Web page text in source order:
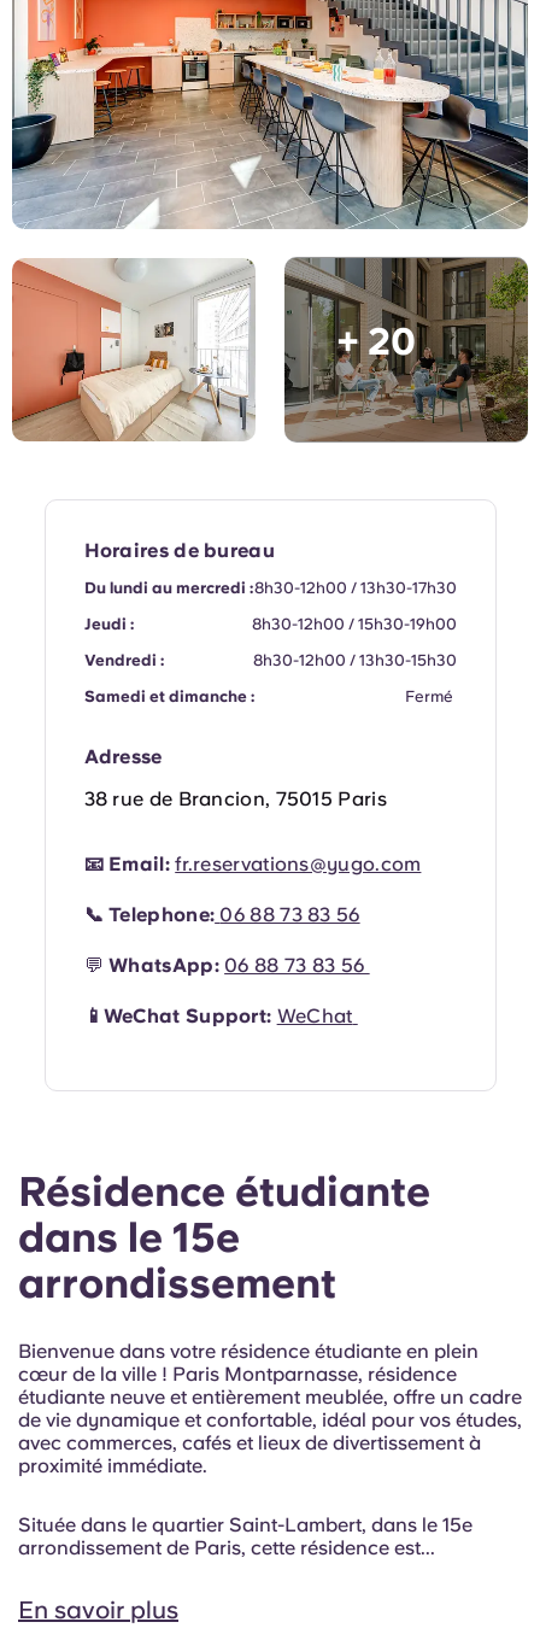
English (GB)
English (US)
Chinese
Español
Català
Deutsch
Italian
Portuguese
Sélectionnez un pays
Sélectionnez une ville
Choisissez une résidence
Se connecter
Réservez maintenant
+ 20
Résidence étudiante
dans le 15e
arrondissement
Bienvenue dans votre résidence étudiante en plein
cœur de la ville ! Paris Montparnasse, résidence
étudiante neuve et entièrement meublée, offre un cadre
de vie dynamique et confortable, idéal pour vos études,
avec commerces, cafés et lieux de divertissement à
proximité immédiate.
Située dans le quartier Saint-Lambert, dans le 15e
arrondissement de Paris, cette résidence est...
En savoir plus
Horaires de bureau
Du lundi au mercredi :8h30-12h00 / 13h30-17h30
Jeudi :
8h30-12h00 / 15h30-19h00
Vendredi :
8h30-12h00 / 13h30-15h30
Samedi et dimanche :
Fermé
Adresse
38 rue de Brancion, 75015 Paris
📧 Email: fr.reservations@yugo.com
📞 Telephone: 06 88 73 83 56
💬WhatsApp: 06 88 73 83 56
📱WeChat Support: WeChat